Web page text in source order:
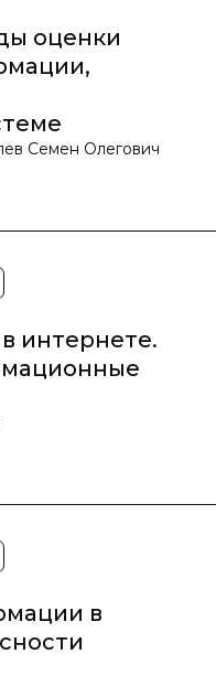
оценки
Семен Олегович
интернете.
в